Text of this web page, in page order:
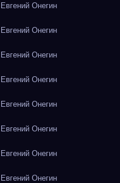
Онегин
Онегин
Онегин
Онегин
Онегин
Онегин
Онегин
Онегин